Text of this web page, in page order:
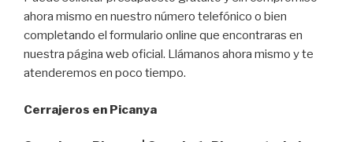
ahora mismo en nuestro número telefónico o bien
completando el formulario online que encontraras en
nuestra página web oficial. Llámanos ahora mismo y te
atenderemos en poco tiempo.
Cerrajeros en Picanya